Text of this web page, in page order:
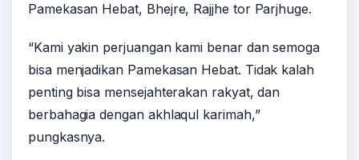
Pamekasan Hebat, Bhejre, Rajjhe tor Parjhuge.
“Kami yakin perjuangan kami benar dan semoga
bisa menjadikan Pamekasan Hebat. Tidak kalah
penting bisa mensejahterakan rakyat, dan
berbahagia dengan akhlaqul karimah,”
pungkasnya.